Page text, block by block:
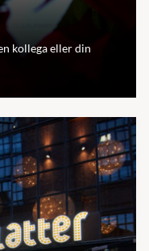
kollega eller din